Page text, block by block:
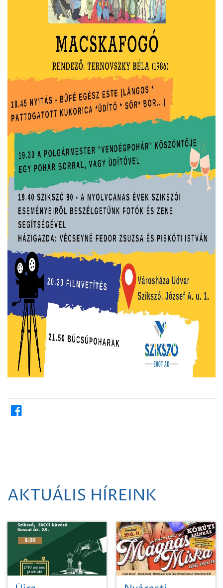
AKTUÁLIS HÍREINK